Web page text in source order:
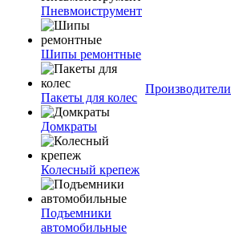
Пневмоиструмент
Шипы ремонтные
Пакеты для колес
Домкраты
Колесный крепеж
Подъемники
автомобильные
Производители